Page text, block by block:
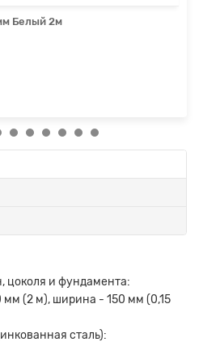
Белый 2м
цоколя и фундамента:
(2 м), ширина - 150 мм (0,15
сталь):